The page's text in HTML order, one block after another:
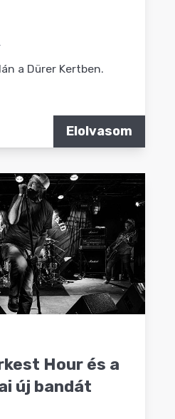
a Dürer Kertben.
Elolvasom
Hour és a
új bandát